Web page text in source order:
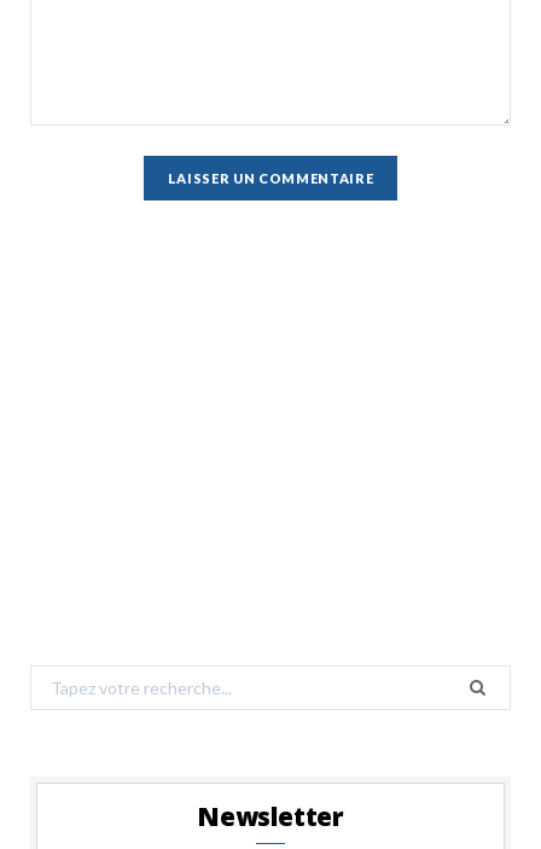
Search
for:
Newsletter